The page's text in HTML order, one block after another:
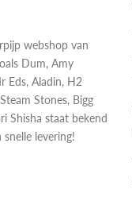
webshop van
Dum, Amy
Eds, Aladin, H2
Stones, Bigg
Shisha staat bekend
levering!